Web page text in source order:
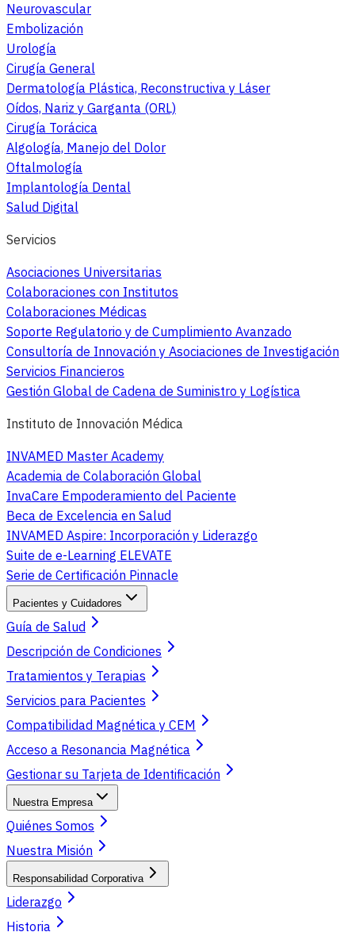
Neurovascular
Embolización
Urología
Cirugía General
Dermatología Plástica, Reconstructiva y Láser
Oídos, Nariz y Garganta (ORL)
Cirugía Torácica
Algología, Manejo del Dolor
Oftalmología
Implantología Dental
Salud Digital
Servicios
Asociaciones Universitarias
Colaboraciones con Institutos
Colaboraciones Médicas
Soporte Regulatorio y de Cumplimiento Avanzado
Consultoría de Innovación y Asociaciones de Investigación
Servicios Financieros
Gestión Global de Cadena de Suministro y Logística
Instituto de Innovación Médica
INVAMED Master Academy
Academia de Colaboración Global
InvaCare Empoderamiento del Paciente
Beca de Excelencia en Salud
INVAMED Aspire: Incorporación y Liderazgo
Suite de e-Learning ELEVATE
Serie de Certificación Pinnacle
Pacientes y Cuidadores
Guía de Salud
Descripción de Condiciones
Tratamientos y Terapias
Servicios para Pacientes
Compatibilidad Magnética y CEM
Acceso a Resonancia Magnética
Gestionar su Tarjeta de Identificación
Nuestra Empresa
Quiénes Somos
Nuestra Misión
Responsabilidad Corporativa
Liderazgo
Historia